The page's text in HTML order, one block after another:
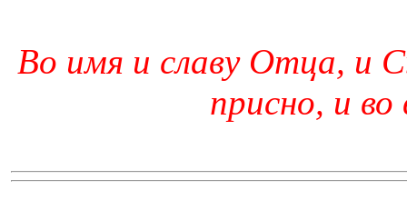
Во имя и славу Отца, и
присно, и во